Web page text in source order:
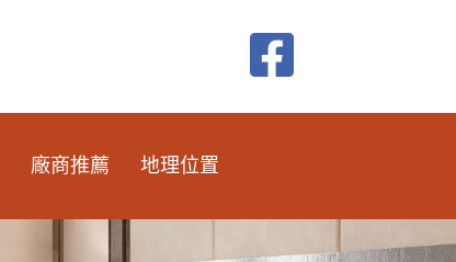
廠商推薦 地理位置